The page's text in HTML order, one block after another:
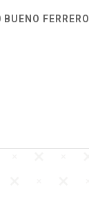
FERRERO